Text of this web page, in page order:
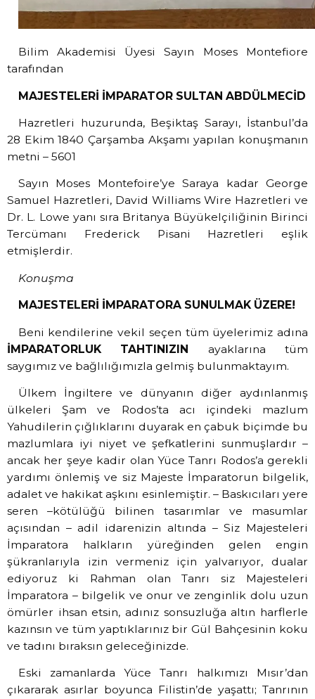
Bilim Akademisi Üyesi Sayın Moses Montefiore
tarafından
MAJESTELERİ İMPARATOR SULTAN ABDÜLMECİD
Hazretleri huzurunda, Beşiktaş Sarayı, İstanbul’da
28 Ekim 1840 Çarşamba Akşamı yapılan konuşmanın
metni – 5601
Sayın Moses Montefoire’ye Saraya kadar George
Samuel Hazretleri, David Williams Wire Hazretleri ve
Dr. L. Lowe yanı sıra Britanya Büyükelçiliğinin Birinci
Tercümanı Frederick Pisani Hazretleri eşlik
etmişlerdir.
Konuşma
MAJESTELERİ İMPARATORA SUNULMAK ÜZERE!
Beni kendilerine vekil seçen tüm üyelerimiz adına
İMPARATORLUK TAHTINIZIN ayaklarına tüm
saygımız ve bağlılığımızla gelmiş bulunmaktayım.
Ülkem İngiltere ve dünyanın diğer aydınlanmış
ülkeleri Şam ve Rodos’ta acı içindeki mazlum
Yahudilerin çığlıklarını duyarak en çabuk biçimde bu
mazlumlara iyi niyet ve şefkatlerini sunmuşlardır –
ancak her şeye kadir olan Yüce Tanrı Rodos’a gerekli
yardımı önlemiş ve siz Majeste İmparatorun bilgelik,
adalet ve hakikat aşkını esinlemiştir. – Baskıcıları yere
seren –kötülüğü bilinen tasarımlar ve masumlar
açısından – adil idarenizin altında – Siz Majesteleri
İmparatora halkların yüreğinden gelen engin
şükranlarıyla izin vermeniz için yalvarıyor, dualar
ediyoruz ki Rahman olan Tanrı siz Majesteleri
İmparatora – bilgelik ve onur ve zenginlik dolu uzun
ömürler ihsan etsin, adınız sonsuzluğa altın harflerle
kazınsın ve tüm yaptıklarınız bir Gül Bahçesinin koku
ve tadını bıraksın geleceğinizde.
Eski zamanlarda Yüce Tanrı halkımızı Mısır’dan
çıkararak asırlar boyunca Filistin’de yaşattı; Tanrının